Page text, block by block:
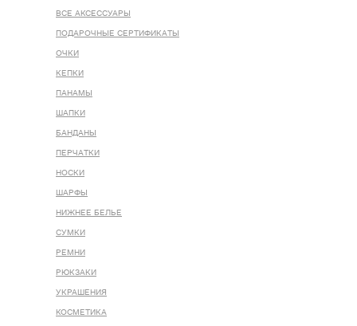
ВСЕ AКСЕССУАРЫ
ПОДАРОЧНЫЕ СЕРТИФИКАТЫ
ОЧКИ
КЕПКИ
ПАНАМЫ
ШАПКИ
БАНДАНЫ
ПЕРЧАТКИ
НОСКИ
ШАРФЫ
НИЖНЕЕ БЕЛЬЕ
СУМКИ
РЕМНИ
РЮКЗАКИ
УКРАШЕНИЯ
КОСМЕТИКА